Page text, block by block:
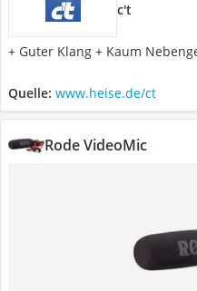
c't
Quelle: www.heise.de/ct
Rode VideoMic